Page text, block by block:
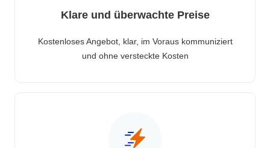
Klare und überwachte Preise
Kostenloses Angebot, klar, im Voraus kommuniziert
und ohne versteckte Kosten